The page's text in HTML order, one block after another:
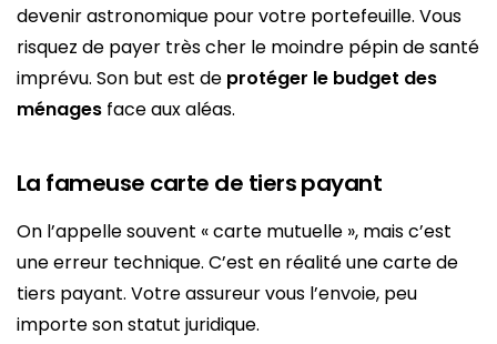
devenir astronomique pour votre portefeuille. Vous
risquez de payer très cher le moindre pépin de santé
imprévu. Son but est de protéger le budget des
ménages face aux aléas.
La fameuse carte de tiers payant
On l’appelle souvent « carte mutuelle », mais c’est
une erreur technique. C’est en réalité une carte de
tiers payant. Votre assureur vous l’envoie, peu
importe son statut juridique.